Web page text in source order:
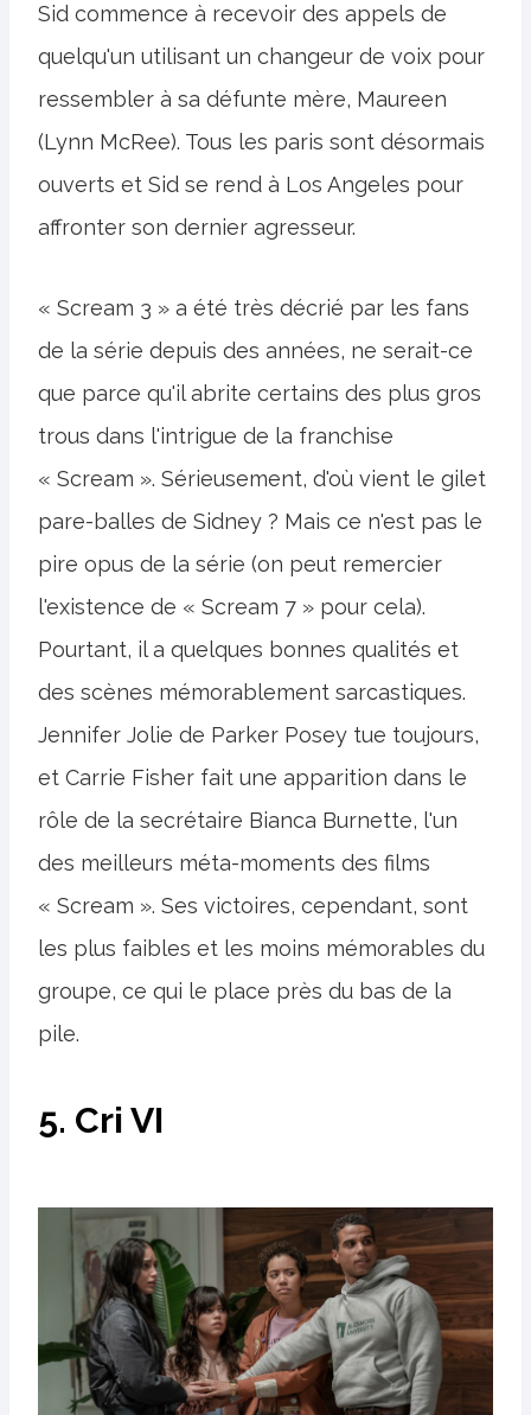
Sid commence à recevoir des appels de
quelqu'un utilisant un changeur de voix pour
ressembler à sa défunte mère, Maureen
(Lynn McRee). Tous les paris sont désormais
ouverts et Sid se rend à Los Angeles pour
affronter son dernier agresseur.
« Scream 3 » a été très décrié par les fans
de la série depuis des années, ne serait-ce
que parce qu'il abrite certains des plus gros
trous dans l'intrigue de la franchise
« Scream ». Sérieusement, d'où vient le gilet
pare-balles de Sidney ? Mais ce n'est pas le
pire opus de la série (on peut remercier
l'existence de « Scream 7 » pour cela).
Pourtant, il a quelques bonnes qualités et
des scènes mémorablement sarcastiques.
Jennifer Jolie de Parker Posey tue toujours,
et Carrie Fisher fait une apparition dans le
rôle de la secrétaire Bianca Burnette, l'un
des meilleurs méta-moments des films
« Scream ». Ses victoires, cependant, sont
les plus faibles et les moins mémorables du
groupe, ce qui le place près du bas de la
pile.
5. Cri VI